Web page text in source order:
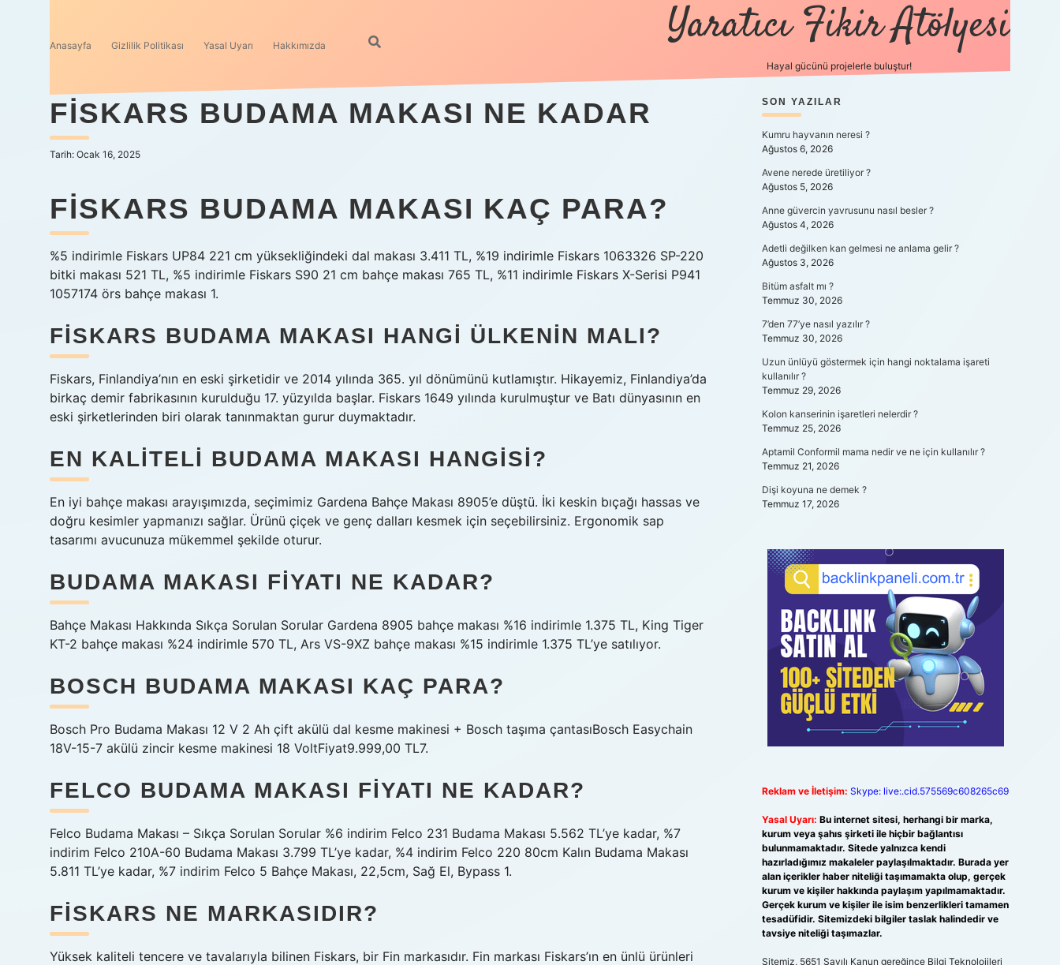
Anasayfa Gizlilik Politikası Yasal Uyarı Hakkımızda Yaratıcı Fikir Atölyesi
Hayal gücünü projelerle buluştur!
FISKARS BUDAMA MAKASI NE KADAR
Tarih: Ocak 16, 2025
FISKARS BUDAMA MAKASI KAÇ PARA?
%5 indirimle Fiskars UP84 221 cm yüksekliğindeki dal makası 3.411 TL, %19 indirimle Fiskars 1063326 SP-220
bitki makası 521 TL, %5 indirimle Fiskars S90 21 cm bahçe makası 765 TL, %11 indirimle Fiskars X-Serisi P941
1057174 örs bahçe makası 1.
FISKARS BUDAMA MAKASI HANGI ÜLKENIN MALI?
Fiskars, Finlandiya’nın en eski şirketidir ve 2014 yılında 365. yıl dönümünü kutlamıştır. Hikayemiz, Finlandiya’da
birkaç demir fabrikasının kurulduğu 17. yüzyılda başlar. Fiskars 1649 yılında kurulmuştur ve Batı dünyasının en
eski şirketlerinden biri olarak tanınmaktan gurur duymaktadır.
EN KALITELI BUDAMA MAKASI HANGISI?
En iyi bahçe makası arayışımızda, seçimimiz Gardena Bahçe Makası 8905’e düştü. İki keskin bıçağı hassas ve
doğru kesimler yapmanızı sağlar. Ürünü çiçek ve genç dalları kesmek için seçebilirsiniz. Ergonomik sap
tasarımı avucunuza mükemmel şekilde oturur.
BUDAMA MAKASI FIYATI NE KADAR?
Bahçe Makası Hakkında Sıkça Sorulan Sorular Gardena 8905 bahçe makası %16 indirimle 1.375 TL, King Tiger
KT-2 bahçe makası %24 indirimle 570 TL, Ars VS-9XZ bahçe makası %15 indirimle 1.375 TL’ye satılıyor.
BOSCH BUDAMA MAKASI KAÇ PARA?
Bosch Pro Budama Makası 12 V 2 Ah çift akülü dal kesme makinesi + Bosch taşıma çantasıBosch Easychain
18V-15-7 akülü zincir kesme makinesi 18 VoltFiyat9.999,00 TL7.
FELCO BUDAMA MAKASI FIYATI NE KADAR?
Felco Budama Makası – Sıkça Sorulan Sorular %6 indirim Felco 231 Budama Makası 5.562 TL’ye kadar, %7
indirim Felco 210A-60 Budama Makası 3.799 TL’ye kadar, %4 indirim Felco 220 80cm Kalın Budama Makası
5.811 TL’ye kadar, %7 indirim Felco 5 Bahçe Makası, 22,5cm, Sağ El, Bypass 1.
FISKARS NE MARKASIDIR?
Yüksek kaliteli tencere ve tavalarıyla bilinen Fiskars, bir Fin markasıdır. Fin markası Fiskars’ın en ünlü ürünleri
SIDEBAR
SON YAZILAR
Kumru hayvanın neresi ?
Ağustos 6, 2026
Avene nerede üretiliyor ?
Ağustos 5, 2026
Anne güvercin yavrusunu nasıl besler ?
Ağustos 4, 2026
Adetli değilken kan gelmesi ne anlama gelir ?
Ağustos 3, 2026
Bitüm asfalt mı ?
Temmuz 30, 2026
7’den 77’ye nasıl yazılır ?
Temmuz 30, 2026
Uzun ünlüyü göstermek için hangi noktalama işareti
kullanılır ?
Temmuz 29, 2026
Kolon kanserinin işaretleri nelerdir ?
Temmuz 25, 2026
Aptamil Conformil mama nedir ve ne için kullanılır ?
Temmuz 21, 2026
Dişi koyuna ne demek ?
Temmuz 17, 2026
Reklam ve İletişim: Skype: live:.cid.575569c608265c69
Yasal Uyarı: Bu internet sitesi, herhangi bir marka,
kurum veya şahıs şirketi ile hiçbir bağlantısı
bulunmamaktadır. Sitede yalnızca kendi
hazırladığımız makaleler paylaşılmaktadır. Burada yer
alan içerikler haber niteliği taşımamakta olup, gerçek
kurum ve kişiler hakkında paylaşım yapılmamaktadır.
Gerçek kurum ve kişiler ile isim benzerlikleri tamamen
tesadüfidir. Sitemizdeki bilgiler taslak halindedir ve
tavsiye niteliği taşımazlar.
Sitemiz, 5651 Sayılı Kanun gereğince Bilgi Teknolojileri